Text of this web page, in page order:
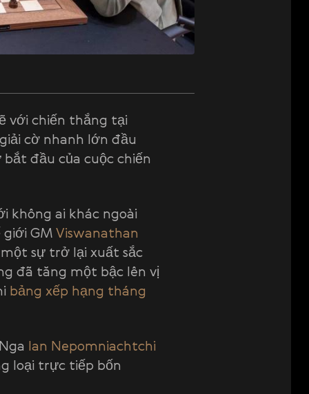
với chiến thắng tại
cờ nhanh lớn đầu
đầu của cuộc chiến
không ai khác ngoài
GMViswanathan
sự trở lại xuất sắc
đã tăng một bậc lên vị
bảng xếp hạng tháng
Ian Nepomniachtchi
loại trực tiếp bốn